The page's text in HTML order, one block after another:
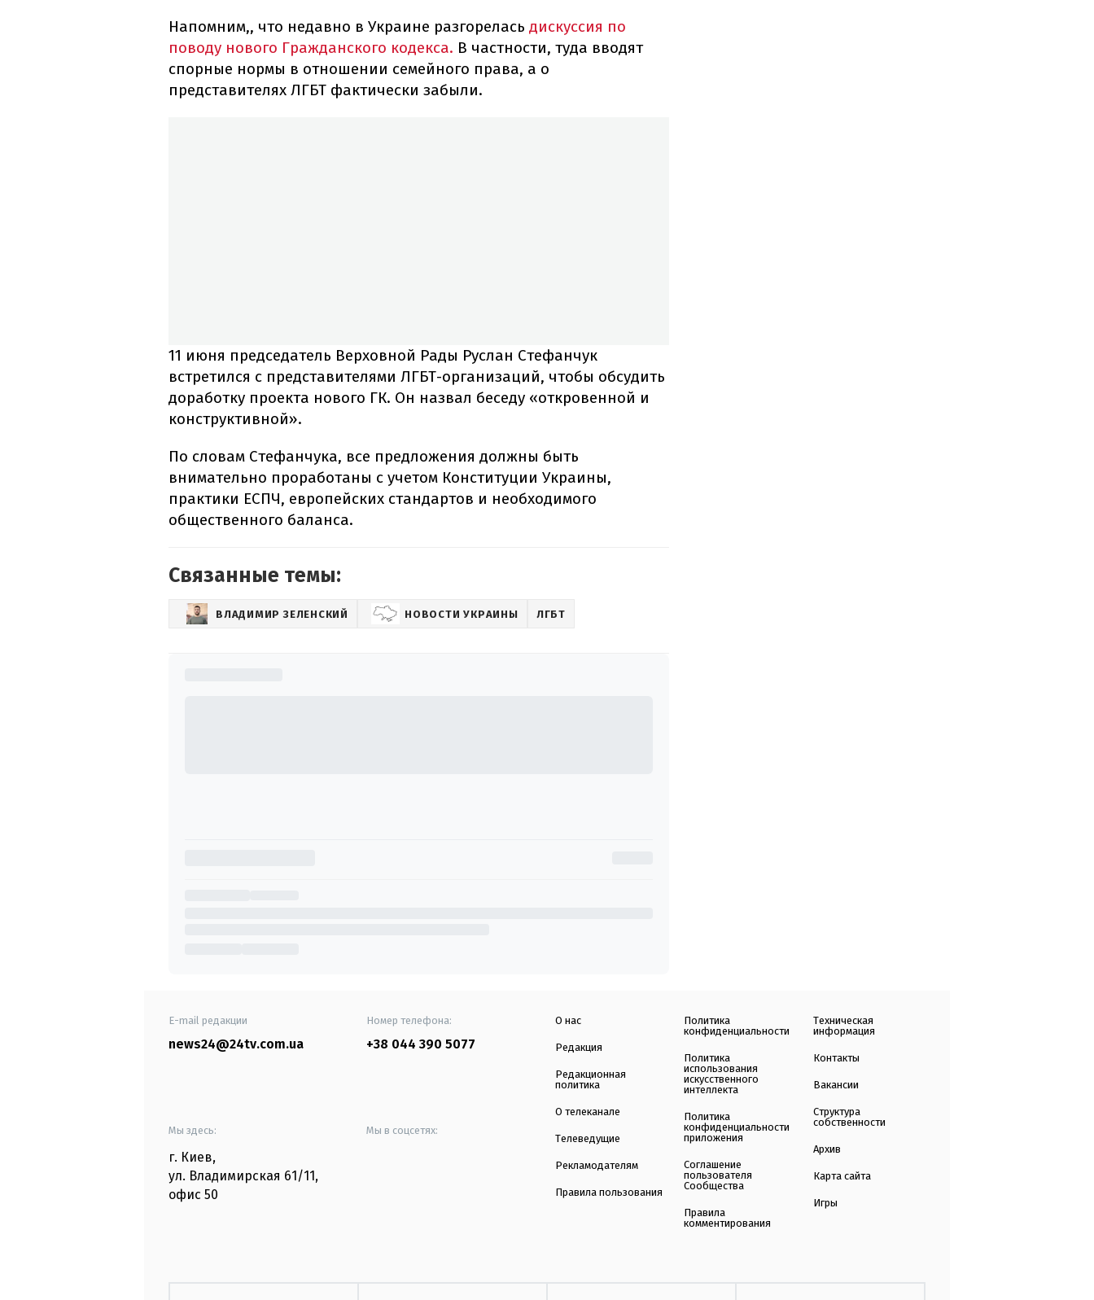
Напомним,, что недавно в Украине разгорелась дискуссия по
поводу нового Гражданского кодекса. В частности, туда вводят
спорные нормы в отношении семейного права, а о
представителях ЛГБТ фактически забыли.
11 июня председатель Верховной Рады Руслан Стефанчук
встретился с представителями ЛГБТ-организаций, чтобы обсудить
доработку проекта нового ГК. Он назвал беседу «откровенной и
конструктивной».
По словам Стефанчука, все предложения должны быть
внимательно проработаны с учетом Конституции Украины,
практики ЕСПЧ, европейских стандартов и необходимого
общественного баланса.
Связанные темы:
ВЛАДИМИР ЗЕЛЕНСКИЙ НОВОСТИ УКРАИНЫ ЛГБТ
E-mail редакции
news24@24tv.com.ua
Номер телефона:
+38 044 390 5077
Мы здесь:
г. Киев,
ул. Владимирская 61/11,
офис 50
Мы в соцсетях:
О нас
Редакция
Редакционная
политика
О телеканале
Телеведущие
Рекламодателям
Правила пользования
Политика
конфиденциальности
Политика
использования
искусственного
интеллекта
Политика
конфиденциальности
приложения
Соглашение
пользователя
Сообщества
Правила
комментирования
Техническая
информация
Контакты
Вакансии
Структура
собственности
Архив
Карта сайта
Игры